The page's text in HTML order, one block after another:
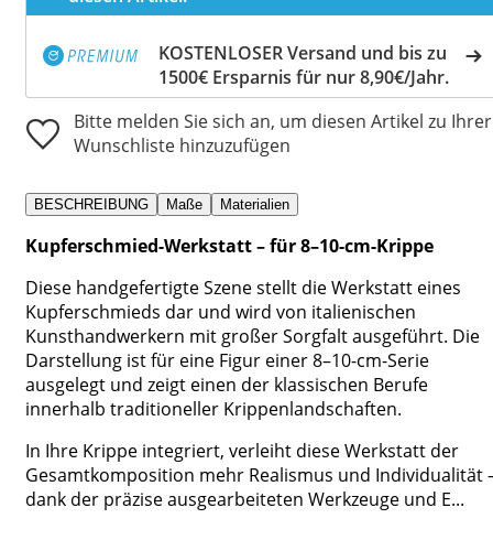
KOSTENLOSER Versand und bis zu
1500€ Ersparnis für nur 8,90€/Jahr.
Bitte melden Sie sich an, um diesen Artikel zu Ihrer
Wunschliste hinzuzufügen
BESCHREIBUNG Maße Materialien
Kupferschmied-Werkstatt – für 8–10-cm-Krippe
Diese handgefertigte Szene stellt die Werkstatt eines
Kupferschmieds dar und wird von italienischen
Kunsthandwerkern mit großer Sorgfalt ausgeführt. Die
Darstellung ist für eine Figur einer 8–10-cm-Serie
ausgelegt und zeigt einen der klassischen Berufe
innerhalb traditioneller Krippenlandschaften.
In Ihre Krippe integriert, verleiht diese Werkstatt der
Gesamtkomposition mehr Realismus und Individualität
dank der präzise ausgearbeiteten Werkzeuge und E...